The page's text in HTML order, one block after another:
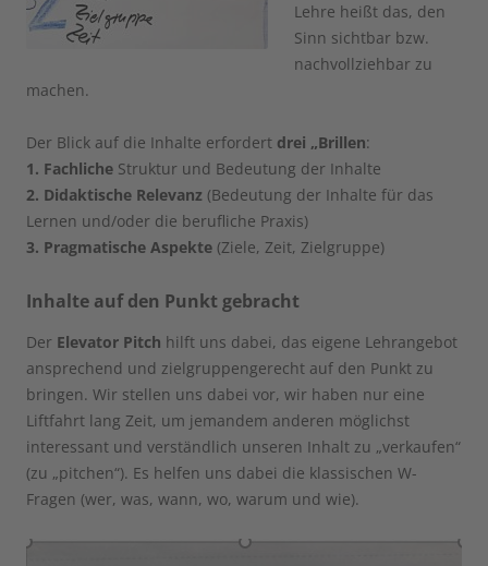
Lehre heißt das, den
Sinn sichtbar bzw.
nachvollziehbar zu
machen.
Der Blick auf die Inhalte erfordert drei „Brillen:
1. Fachliche Struktur und Bedeutung der Inhalte
2. Didaktische Relevanz (Bedeutung der Inhalte für das
Lernen und/oder die berufliche Praxis)
3. Pragmatische Aspekte (Ziele, Zeit, Zielgruppe)
Inhalte auf den Punkt gebracht
Der Elevator Pitch hilft uns dabei, das eigene Lehrangebot
ansprechend und zielgruppengerecht auf den Punkt zu
bringen. Wir stellen uns dabei vor, wir haben nur eine
Liftfahrt lang Zeit, um jemandem anderen möglichst
interessant und verständlich unseren Inhalt zu „verkaufen“
(zu „pitchen“). Es helfen uns dabei die klassischen W-
Fragen (wer, was, wann, wo, warum und wie).